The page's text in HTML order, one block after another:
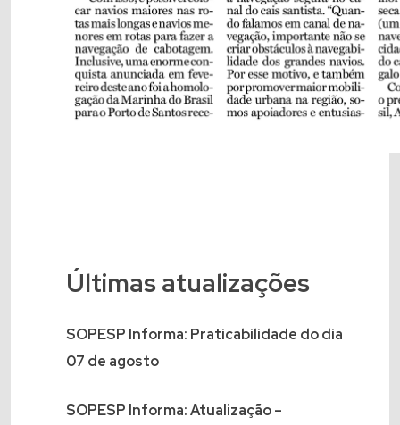
Últimas atualizações
SOPESP Informa: Praticabilidade do dia
07 de agosto
SOPESP Informa: Atualização –